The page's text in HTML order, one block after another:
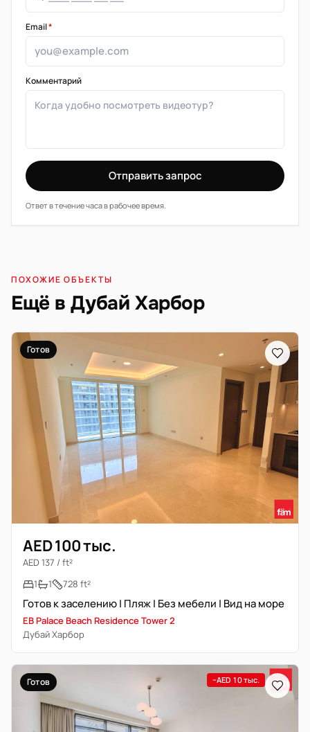
Email*
Комментарий
Отправить запрос
Ответ в течение часа в рабочее время.
ПОХОЖИЕ ОБЪЕКТЫ
Ещё в Дубай Харбор
Готов
AED 100 тыс.
AED 137 / ft²
1
1 728 ft²
Готов к заселению | Пляж | Без мебели | Вид на море
EB Palace Beach Residence Tower 2
Дубай Харбор
Готов −AED 10 тыс.